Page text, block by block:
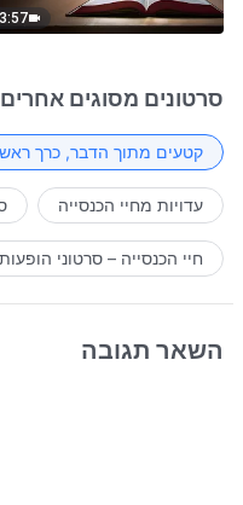
סרטונים מסוגים אחרים
קטעים מתוך הדבר, כרך
עדויות מחיי הכנסייה
חיי הכנסייה – סרטוני הופעות
השאר תגובה